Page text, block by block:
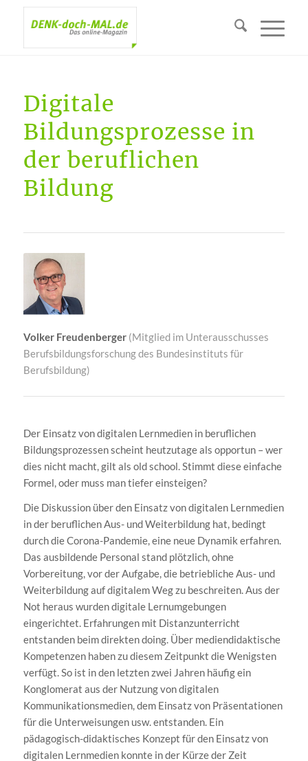
Digitale
Bildungsprozesse in
der beruflichen
Bildung
Volker Freudenberger (Mitglied im Unterausschusses
Berufsbildungsforschung des Bundesinstituts für
Berufsbildung)
Der Einsatz von digitalen Lernmedien in beruflichen
Bildungsprozessen scheint heutzutage als opportun – wer
dies nicht macht, gilt als old school. Stimmt diese einfache
Formel, oder muss man tiefer einsteigen?
Die Diskussion über den Einsatz von digitalen Lernmedien
in der beruflichen Aus- und Weiterbildung hat, bedingt
durch die Corona-Pandemie, eine neue Dynamik erfahren.
Das ausbildende Personal stand plötzlich, ohne
Vorbereitung, vor der Aufgabe, die betriebliche Aus- und
Weiterbildung auf digitalem Weg zu beschreiten. Aus der
Not heraus wurden digitale Lernumgebungen
eingerichtet. Erfahrungen mit Distanzunterricht
entstanden beim direkten doing. Über mediendidaktische
Kompetenzen haben zu diesem Zeitpunkt die Wenigsten
verfügt. So ist in den letzten zwei Jahren häufig ein
Konglomerat aus der Nutzung von digitalen
Kommunikationsmedien, dem Einsatz von Präsentationen
für die Unterweisungen usw. entstanden. Ein
pädagogisch-didaktisches Konzept für den Einsatz von
digitalen Lernmedien konnte in der Kürze der Zeit